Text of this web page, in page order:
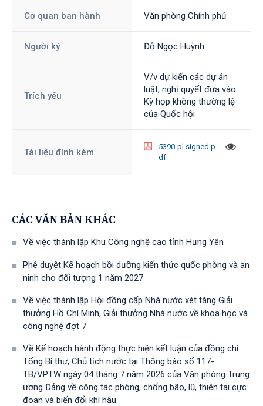
Cơ quan ban hành Văn phòng Chính phủ
Người ký Đỗ Ngọc Huỳnh
Trích yếu
V/v dự kiến các dự án
luật, nghị quyết đưa vào
Kỳ họp không thường lệ
của Quốc hội
Tài liệu đính kèm
5390-pl.signed.p
df
CÁC VĂN BẢN KHÁC
Về việc thành lập Khu Công nghệ cao tỉnh Hưng Yên
Phê duyệt Kế hoạch bồi dưỡng kiến thức quốc phòng và an
ninh cho đối tượng 1 năm 2027
Về việc thành lập Hội đồng cấp Nhà nước xét tặng Giải
thưởng Hồ Chí Minh, Giải thưởng Nhà nước về khoa học và
công nghệ đợt 7
Về Kế hoạch hành động thực hiện kết luận của đồng chí
Tổng Bí thư, Chủ tịch nước tại Thông báo số 117-
TB/VPTW ngày 04 tháng 7 năm 2026 của Văn phòng Trung
ương Đảng về công tác phòng, chống bão, lũ, thiên tai cực
đoan và biến đổi khí hậu